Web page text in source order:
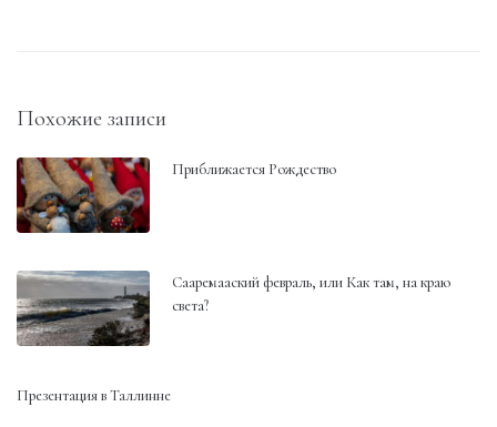
Похожие записи
Приближается Рождество
Сааремааский февраль, или Как там, на краю
света?
Презентация в Таллинне